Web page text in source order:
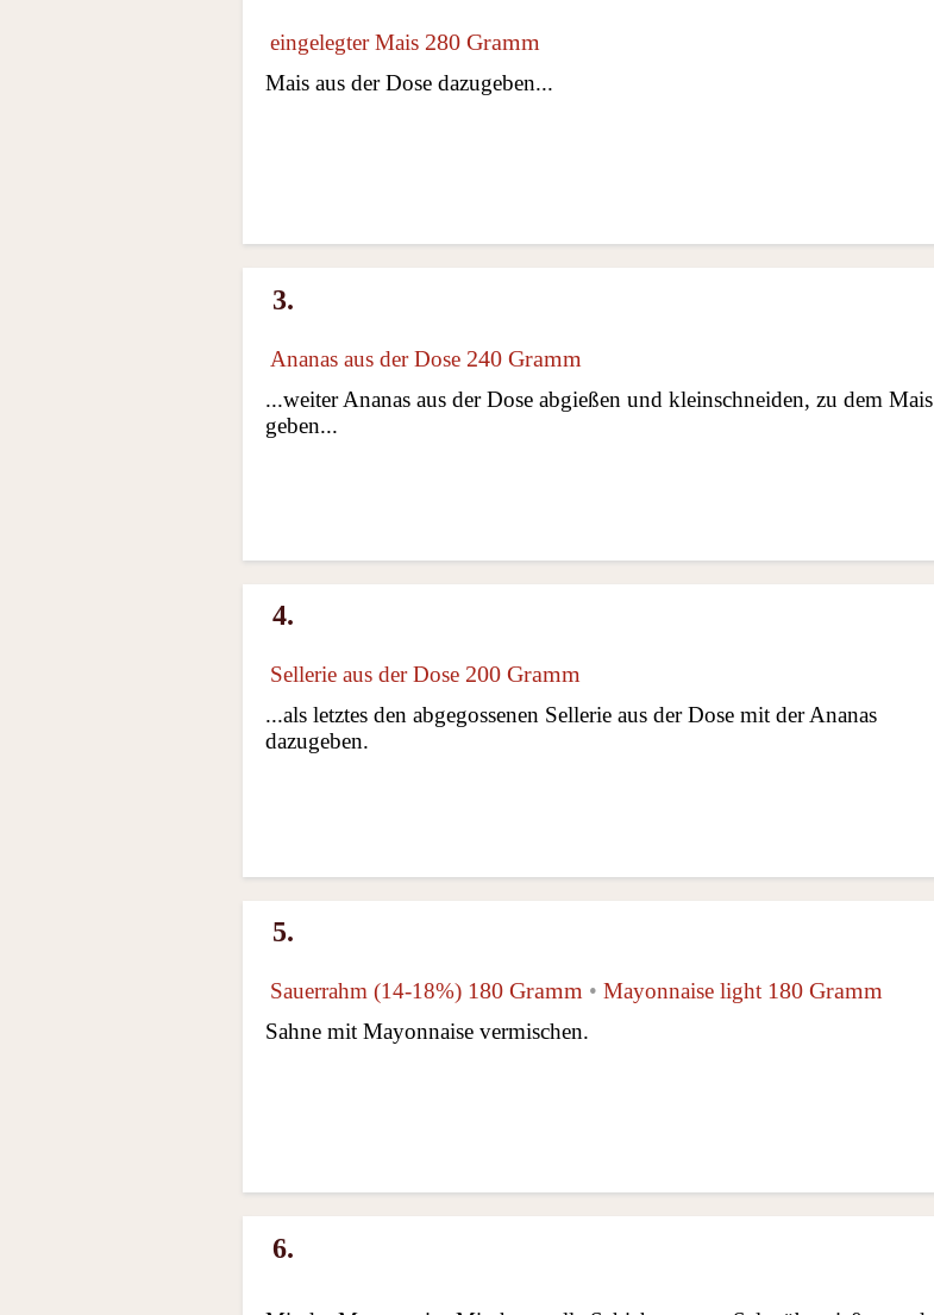
eingelegter Mais 280 Gramm
Mais aus der Dose dazugeben...
3.
Ananas aus der Dose 240 Gramm
...weiter Ananas aus der Dose abgießen und kleinschneiden, zu dem Mais
geben...
4.
Sellerie aus der Dose 200 Gramm
...als letztes den abgegossenen Sellerie aus der Dose mit der Ananas
dazugeben.
5.
Sauerrahm (14-18%) 180 Gramm • Mayonnaise light 180 Gramm
Sahne mit Mayonnaise vermischen.
6.